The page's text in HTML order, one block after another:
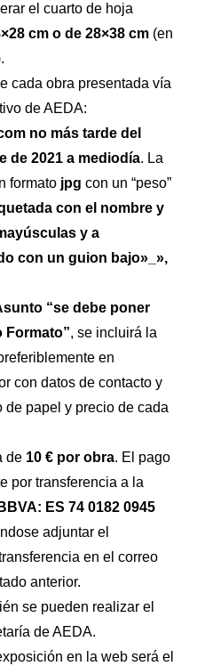
el cuarto de hoja
cm o de 28×38 cm (en
cada obra presentada vía
de AEDA:
no más tarde del
de 2021 a mediodía. La
formato jpgcon un “peso”
con el nombre y
y a
con un guion bajo»_»,
“se debe poner
Formato”, se incluirá la
en
con datos de contacto y
de papel y precio de cada
de 10 € por obra. El pago
por transferencia a la
BBVA: ES 74 0182 0945
adjuntar el
en el correo
anterior.
se pueden realizar el
de AEDA.
en la web será el